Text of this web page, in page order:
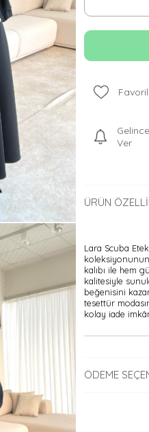
Ver
ÜRÜN
Lara Scuba
koleksiyonunun
kalıbı ile hem
kalitesiyle
beğenisini
tesettür
kolay iade
ÖDEME